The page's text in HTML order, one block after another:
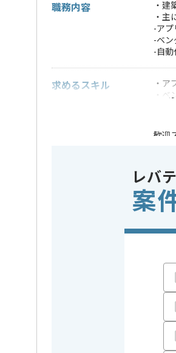
職務内容
・建
・主
-アプ
-ベン
-自動
求めるスキル
・ア
・
歓迎
※上記
この案件のポイント 業務
短期駐車場手配、現場事務
を展開している企業でござい
今回は建築業界向けアプリ
PM経験を活かしたい方にお
レバ
案